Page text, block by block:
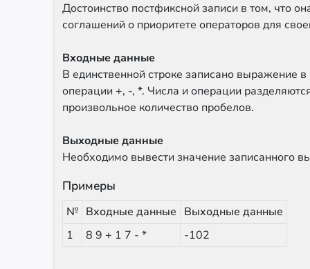
Достоинство постфиксной записи в том, что
соглашений о приоритете операторов для
Входные данные
В единственной строке записано выражение
операции +, -, *. Числа и операции
произвольное количество пробелов.
Выходные данные
Необходимо вывести значение записанного
Примеры
№ Входные данные Выходные данные
1
8 9 + 1 7 - * -102